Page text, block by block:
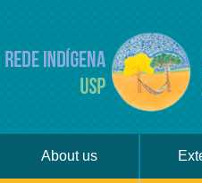
About us